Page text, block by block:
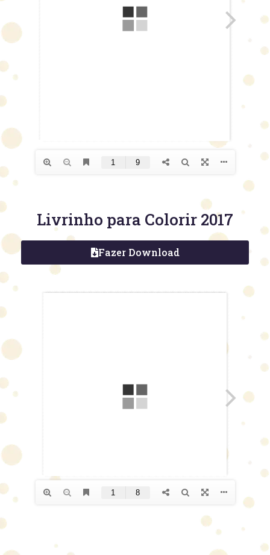
Livrinho para Colorir 2017
Fazer Download